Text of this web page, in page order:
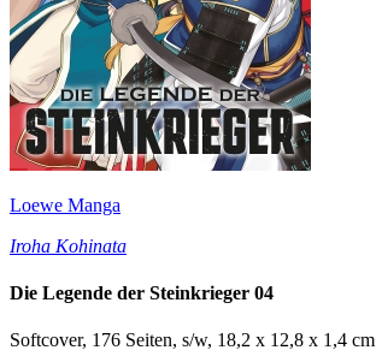
Loewe Manga
Iroha Kohinata
Die Legende der Steinkrieger 04
Softcover, 176 Seiten, s/w, 18,2 x 12,8 x 1,4 cm